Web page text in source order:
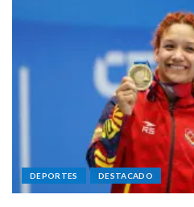
DEPORTES DESTACADO